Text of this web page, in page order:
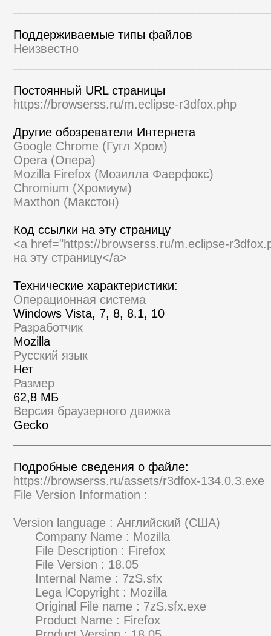
Поддерживаемые типы файлов
Неизвестно
Постоянный URL страницы
https://browserss.ru/m.eclipse-r3dfox.php
Другие обозреватели Интернета
Google Chrome (Гугл Хром)
Opera (Опера)
Mozilla Firefox (Мозилла Фаерфокс)
Chromium (Хромиум)
Maxthon (Макстон)
Код ссылки на эту страницу
<a href="https://browserss.ru/m.eclipse-
на эту страницу</a>
Технические характеристики:
Операционная система
Windows Vista, 7, 8, 8.1, 10
Разработчик
Mozilla
Русский язык
Нет
Размер
62,8 МБ
Версия браузерного движка
Gecko
Подробные сведения о файле:
https://browserss.ru/assets/r3dfox-134.0.3.exe
File Version Information :
Version language : Английский (США)
Company Name : Mozilla
File Description : Firefox
File Version : 18.05
Internal Name : 7zS.sfx
Lega lCopyright : Mozilla
Original File name : 7zS.sfx.exe
Product Name : Firefox